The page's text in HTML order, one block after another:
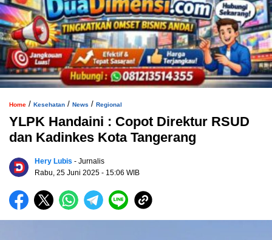
Home / Kesehatan / News / Regional
YLPK Handaini : Copot Direktur RSUD
dan Kadinkes Kota Tangerang
Hery Lubis - Jurnalis
Rabu, 25 Juni 2025 - 15:06 WIB